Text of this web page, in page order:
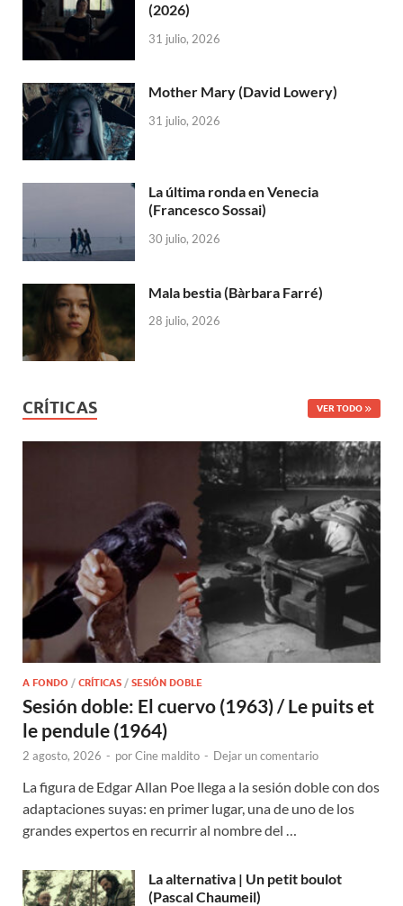
(2026)
31 julio, 2026
Mother Mary (David Lowery)
31 julio, 2026
La última ronda en Venecia
(Francesco Sossai)
30 julio, 2026
Mala bestia (Bàrbara Farré)
28 julio, 2026
CRÍTICAS VER TODO
A FONDO / CRÍTICAS / SESIÓN DOBLE
Sesión doble: El cuervo (1963) / Le puits et
le pendule (1964)
2 agosto, 2026 - porCine maldito - Dejar un comentario
La figura de Edgar Allan Poe llega a la sesión doble con dos
adaptaciones suyas: en primer lugar, una de uno de los
grandes expertos en recurrir al nombre del …
La alternativa | Un petit boulot
(Pascal Chaumeil)